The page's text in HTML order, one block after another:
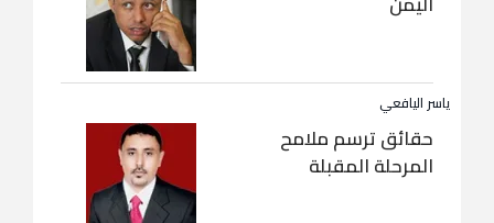
ياسر اليافعي
حقائق ترسم ملامح
المرحلة المقبلة